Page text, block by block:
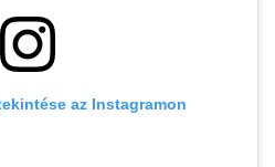
az Instagramon